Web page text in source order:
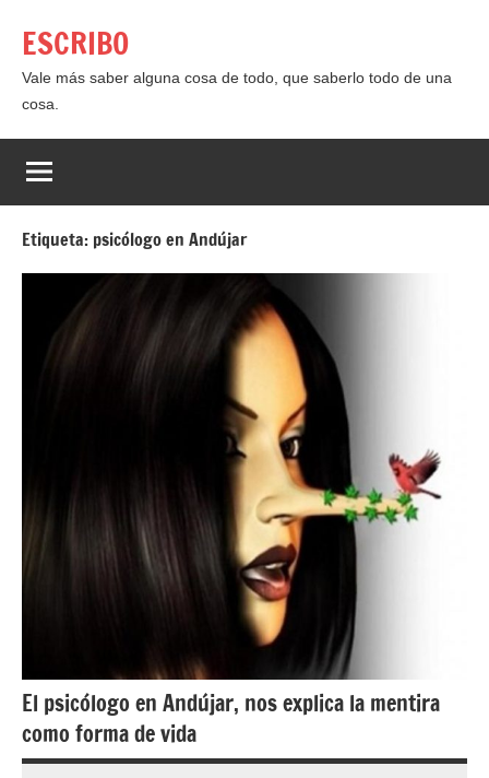
contenido
ESCRIBO
Vale más saber alguna cosa de todo, que saberlo todo de una
cosa.
Etiqueta: psicólogo en Andújar
El psicólogo en Andújar, nos explica la mentira
como forma de vida